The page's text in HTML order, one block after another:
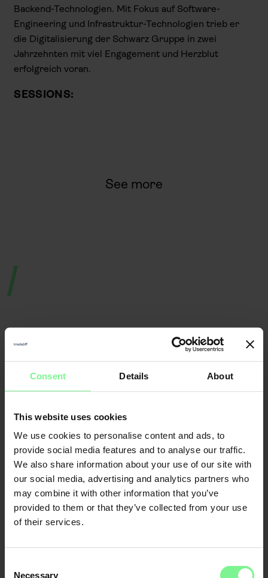
Consent Details About
This website uses cookies
We use cookies to personalise content and ads, to
provide social media features and to analyse our traffic.
We also share information about your use of our site with
our social media, advertising and analytics partners who
may combine it with other information that you’ve
provided to them or that they’ve collected from your use
of their services.
Necessary
Backend-Technologien. Mit Fokus auf Software-
Engineering und Infrastruktur-Technologien trieb er
die Digitalisierung der Schwarz Gruppe in zwei
Jahrzehnten mit viel Engagement und Herzblut
erfolgreich voran.
SESSIONS:
See more
Nicole
Büttner
Founder & CEO
Merantix
Momentum, Digital
Leader World
Economic Forum
Elisabeth
Partner Deloitte
& Data | ex gen
founder, VC
CFO